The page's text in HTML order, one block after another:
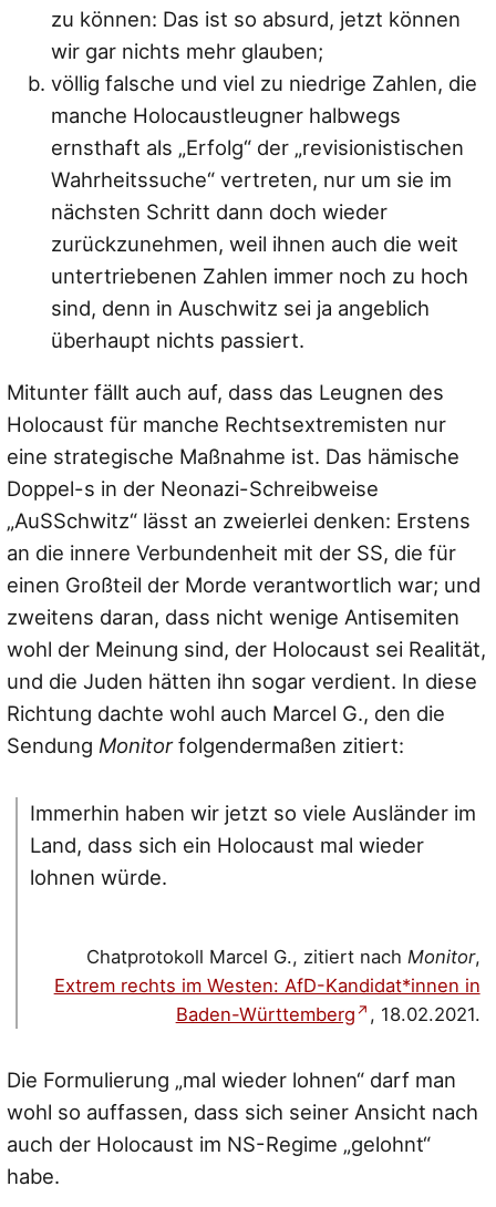
zu können: Das ist so absurd, jetzt können
wir gar nichts mehr glauben;
völlig falsche und viel zu niedrige Zahlen, die
manche Holocaustleugner halbwegs
ernsthaft als „Erfolg“ der „revisionistischen
Wahrheitssuche“ vertreten, nur um sie im
nächsten Schritt dann doch wieder
zurückzunehmen, weil ihnen auch die weit
untertriebenen Zahlen immer noch zu hoch
sind, denn in Auschwitz sei ja angeblich
überhaupt nichts passiert.
Mitunter fällt auch auf, dass das Leugnen des
Holocaust für manche Rechtsextremisten nur
eine strategische Maßnahme ist. Das hämische
Doppel-s in der Neonazi-Schreibweise
„AuSSchwitz“ lässt an zweierlei denken: Erstens
an die innere Verbundenheit mit der SS, die für
einen Großteil der Morde verantwortlich war; und
zweitens daran, dass nicht wenige Antisemiten
wohl der Meinung sind, der Holocaust sei Realität,
und die Juden hätten ihn sogar verdient. In diese
Richtung dachte wohl auch Marcel G., den die
Sendung Monitorfolgendermaßen zitiert:
Immerhin haben wir jetzt so viele Ausländer im
Land, dass sich ein Holocaust mal wieder
lohnen würde.
Chatprotokoll Marcel G., zitiert nach Monitor,
Extrem rechts im Westen: AfD-Kandidat*innen in
Baden-Württemberg
, 18.02.2021.
Die Formulierung „mal wieder lohnen“ darf man
wohl so auffassen, dass sich seiner Ansicht nach
auch der Holocaust im NS-Regime „gelohnt“
habe.